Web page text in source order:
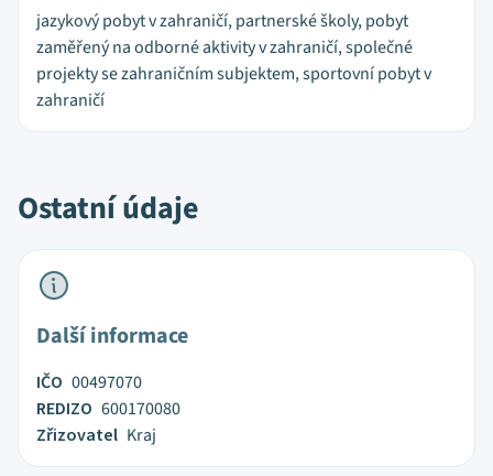
jazykový pobyt v zahraničí, partnerské školy, pobyt
zaměřený na odborné aktivity v zahraničí, společné
projekty se zahraničním subjektem, sportovní pobyt v
zahraničí
Ostatní údaje
Další informace
IČO 00497070
REDIZO 600170080
Zřizovatel Kraj